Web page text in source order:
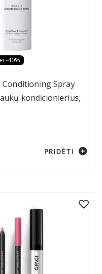
-40%
Spray
kondicionierius,
PRIDĖTI add_circle